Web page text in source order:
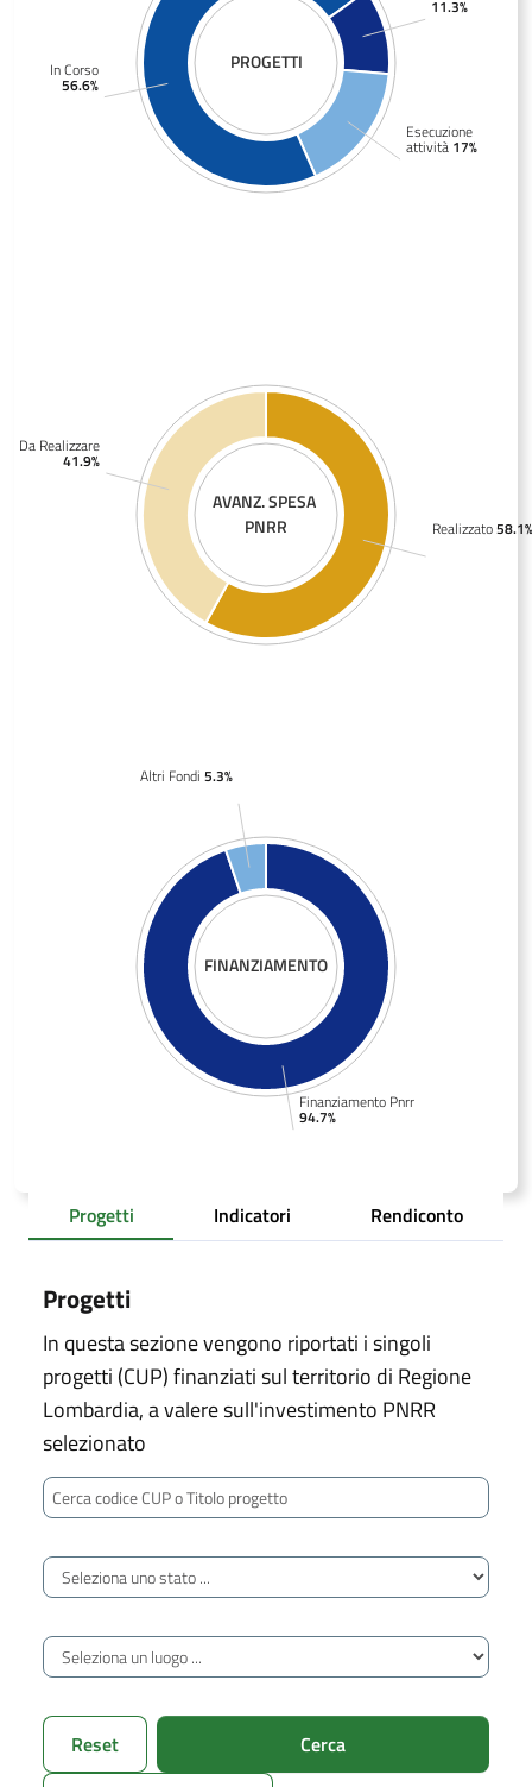
PROGETTI
11.3%
In Corso
56.6%
Esecuzione
attività 17%
AVANZ. SPESA
PNRR
Da Realizzare
41.9%
Realizzato58.1%
FINANZIAMENTO
Altri Fondi 5.3%
Finanziamento Pnrr
94.7%
Progetti Indicatori Rendiconto
Progetti
In questa sezione vengono riportati i singoli
progetti (CUP) finanziati sul territorio di Regione
Lombardia, a valere sull'investimento PNRR
selezionato
Cerca codice CUP o Titolo progetto
Stato avanzamento
Luogo di territorializzazione
Reset Cerca